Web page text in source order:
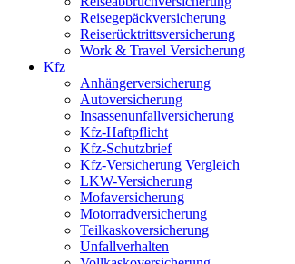
Reisegepäckversicherung
Reiserücktrittsversicherung
Work & Travel Versicherung
Kfz
Anhängerversicherung
Autoversicherung
Insassenunfallversicherung
Kfz-Haftpflicht
Kfz-Schutzbrief
Kfz-Versicherung Vergleich
LKW-Versicherung
Mofaversicherung
Motorradversicherung
Teilkaskoversicherung
Unfallverhalten